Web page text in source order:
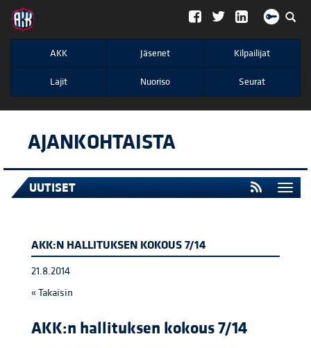
";
AKK Jäsenet Kilpailijat
Lajit Nuoriso Seurat
AJANKOHTAISTA
UUTISET
AKK:N HALLITUKSEN KOKOUS 7/14
21.8.2014
« Takaisin
AKK:n hallituksen kokous 7/14